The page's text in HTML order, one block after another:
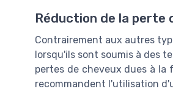
Réduction de la perte
Contrairement aux autres
lorsqu'ils sont soumis à des
pertes de cheveux dues à la
recommandent l'utilisation